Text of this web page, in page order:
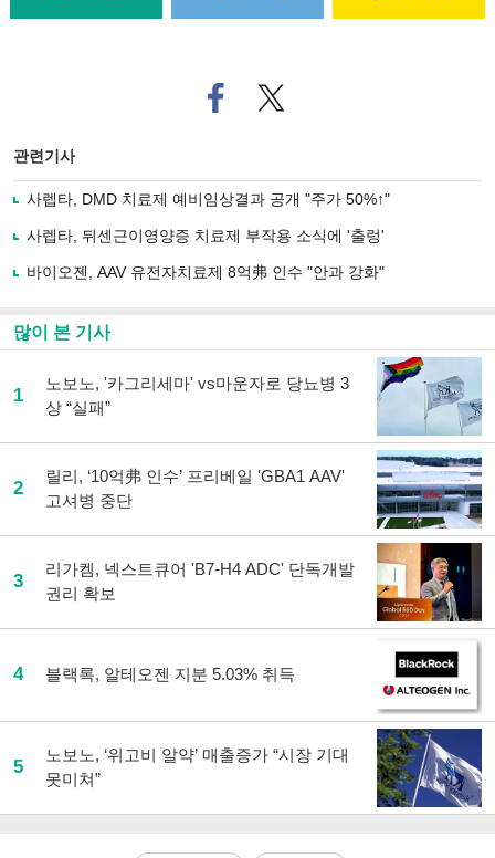
페
이
로
기
사
유
트위
터로
관련기사
사렙타, DMD 치료제 예비임상결과 공개 "주가 50%↑"
사렙타, 뒤센근이영양증 치료제 부작용 소식에 '출렁'
바이오젠, AAV 유전자치료제 8억弗 인수 "안과 강화"
많이 본 기사
1
노보노, '카그리세마' vs마운자로 당뇨병 3
상 “실패”
2
릴리, ‘10억弗 인수’ 프리베일 'GBA1 AAV'
고셔병 중단
3
리가켐, 넥스트큐어 'B7-H4 ADC' 단독개발
권리 확보
4 블랙록, 알테오젠 지분 5.03% 취득
5
노보노, ‘위고비 알약’ 매출증가 “시장 기대
못미쳐”